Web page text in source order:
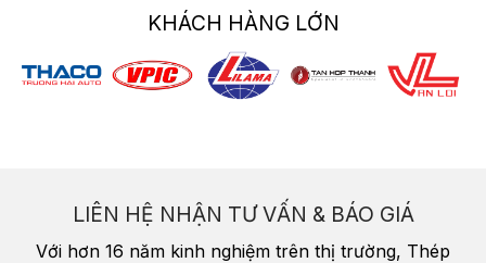
KHÁCH HÀNG LỚN
LIÊN HỆ NHẬN TƯ VẤN & BÁO GIÁ
Với hơn 16 năm kinh nghiệm trên thị trường, Thép